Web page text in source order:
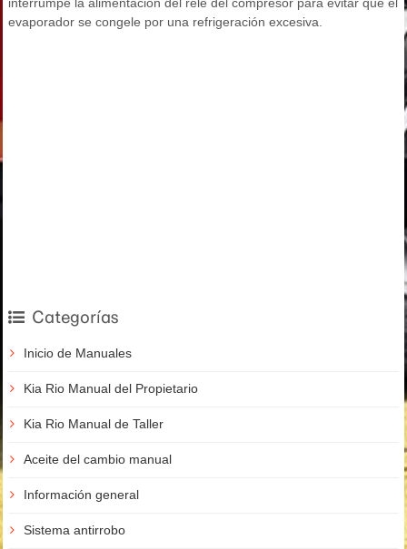
evaporador se congele por una refrigeración excesiva.
Categorías
Inicio de Manuales
Kia Rio Manual del Propietario
Kia Rio Manual de Taller
Aceite del cambio manual
Información general
Sistema antirrobo